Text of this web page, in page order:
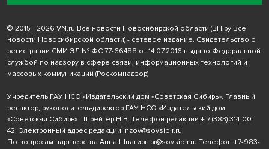
© 2015 - 2026 VN.ru Все новости Новосибирской области (ВН.ру Все
новости Новосибирской области) - сетевое издание. Свидетельство о
регистрации СМИ ЭЛ № ФС 77-66488 от 14.07.2016 выдано Федеральной
службой по надзору в сфере связи, информационных технологий и
массовых коммуникаций (Роскомнадзор)
Учредитель ГАУ НСО «Издательский дом «Советская Сибирь». Главный
редактор, руководитель-директор ГАУ НСО «Издательский дом
«Советская Сибирь» - Шрейтер Н.В. Телефон редакции + 7 (383) 314-00-
42; Электронный адрес редакции inzov@sovsibir.ru
По вопросам партнерства Анна Швагирь pr@sovsibir.ru Телефон +7-983-